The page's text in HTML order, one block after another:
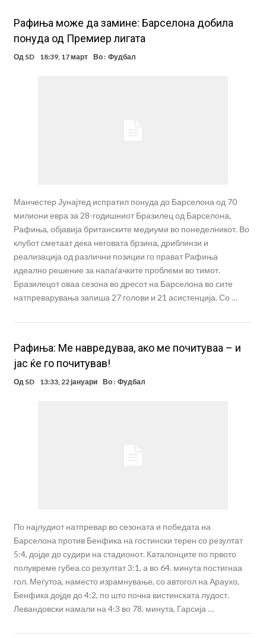
Рафиња може да замине: Барселона добила
понуда од Премиер лигата
Од SD 18:39, 17 март Во : Фудбал
Манчестер Јунајтед испратил понуда до Барселона од 70
милиони евра за 28-годишниот Бразилец од Барселона,
Рафиња, објавија британските медиуми во понеделникот. Во
клубот сметаат дека неговата брзина, дриблинзи и
реализација од различни позиции го прават Рафиња
идеално решение за напаѓачките проблеми во тимот.
Бразилецот оваа сезона во дресот на Барселона во сите
натпреварувања запиша 27 голови и 21 асистенција. Со …
Рафиња: Ме навредуваа, ако ме почитуваа – и
јас ќе го почитував!
Од SD 13:33, 22 јануари Во : Фудбал
По најлудиот натпревар во сезоната и победата на
Барселона против Бенфика на гостински терен со резултат
5:4, дојде до судири на стадионот. Каталонците по првото
полувреме губеа со резултат 3:1, а во 64. минута постигнаа
гол. Меѓутоа, наместо израмнување, со автогол на Араухо,
Бенфика дојде до 4:2, по што почна вистинската лудост.
Левандовски намали на 4:3 во 78. минута, Гарсија …